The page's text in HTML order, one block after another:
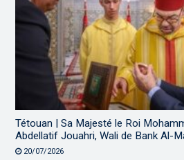
Tétouan | Sa Majesté le Roi
Abdellatif Jouahri, Wali de Bank Al-
20/07/2026